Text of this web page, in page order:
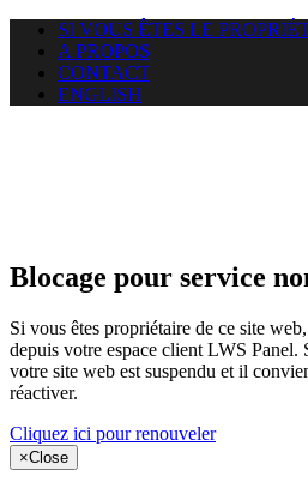
SI VOUS ÊTES LE
A PROPOS
CONTACT
ENGLISH
Blocage pour service
Si vous êtes propriétaire de ce site
depuis votre espace client LWS Panel.
votre site web est suspendu et il
réactiver.
Cliquez ici pour renouveler
×Close